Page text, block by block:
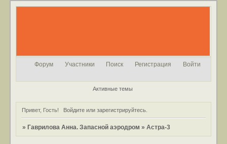
Форум Участники Поиск Регистрация Войти
Активные темы
Привет, Гость! Войдитеили зарегистрируйтесь.
» Гаврилова Анна. Запасной аэродром »Астра-3